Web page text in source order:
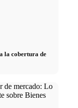
la cobertura de